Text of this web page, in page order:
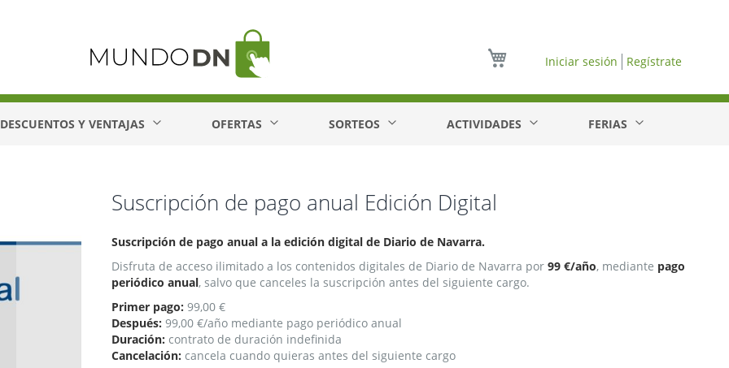
Iniciar sesión Regístrate
DESCUENTOS Y VENTAJAS OFERTAS SORTEOS ACTIVIDADES FERIAS
Suscripción de pago anual Edición Digital
Suscripción de pago anual a la edición digital de Diario de Navarra.
Disfruta de acceso ilimitado a los contenidos digitales de Diario de Navarra por99 €/año, mediante pago
periódico anual, salvo que canceles la suscripción antes del siguiente cargo.
Primer pago: 99,00 €
Después: 99,00 €/año mediante pago periódico anual
Duración: contrato de duración indefinida
Cancelación: cancela cuando quieras antes del siguiente cargo